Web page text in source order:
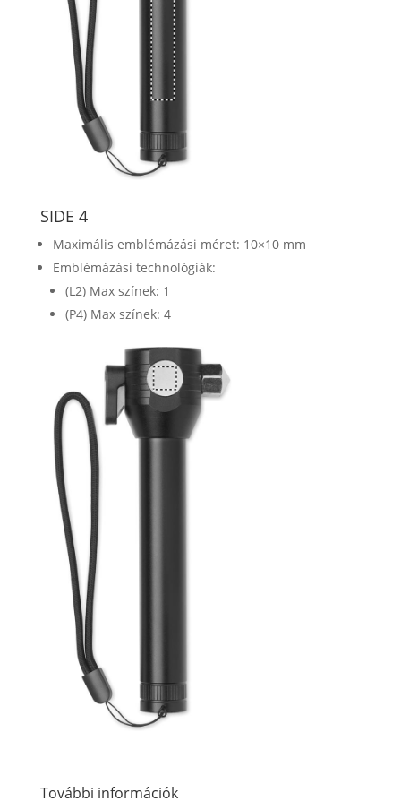
SIDE 4
Maximális emblémázási méret: 10×10 mm
Emblémázási technológiák:
(L2) Max színek: 1
(P4) Max színek: 4
További információk